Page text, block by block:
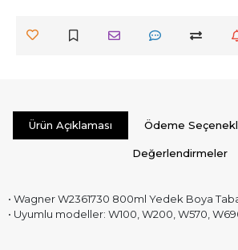
Ürün Açıklaması Ödeme
Değerlendirmeler
• Wagner W2361730 800ml Yedek Boya
• Uyumlu modeller: W100, W200, W570,